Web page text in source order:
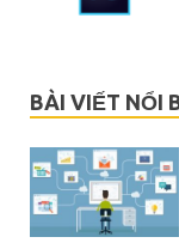
BÀI VIẾT NỔI